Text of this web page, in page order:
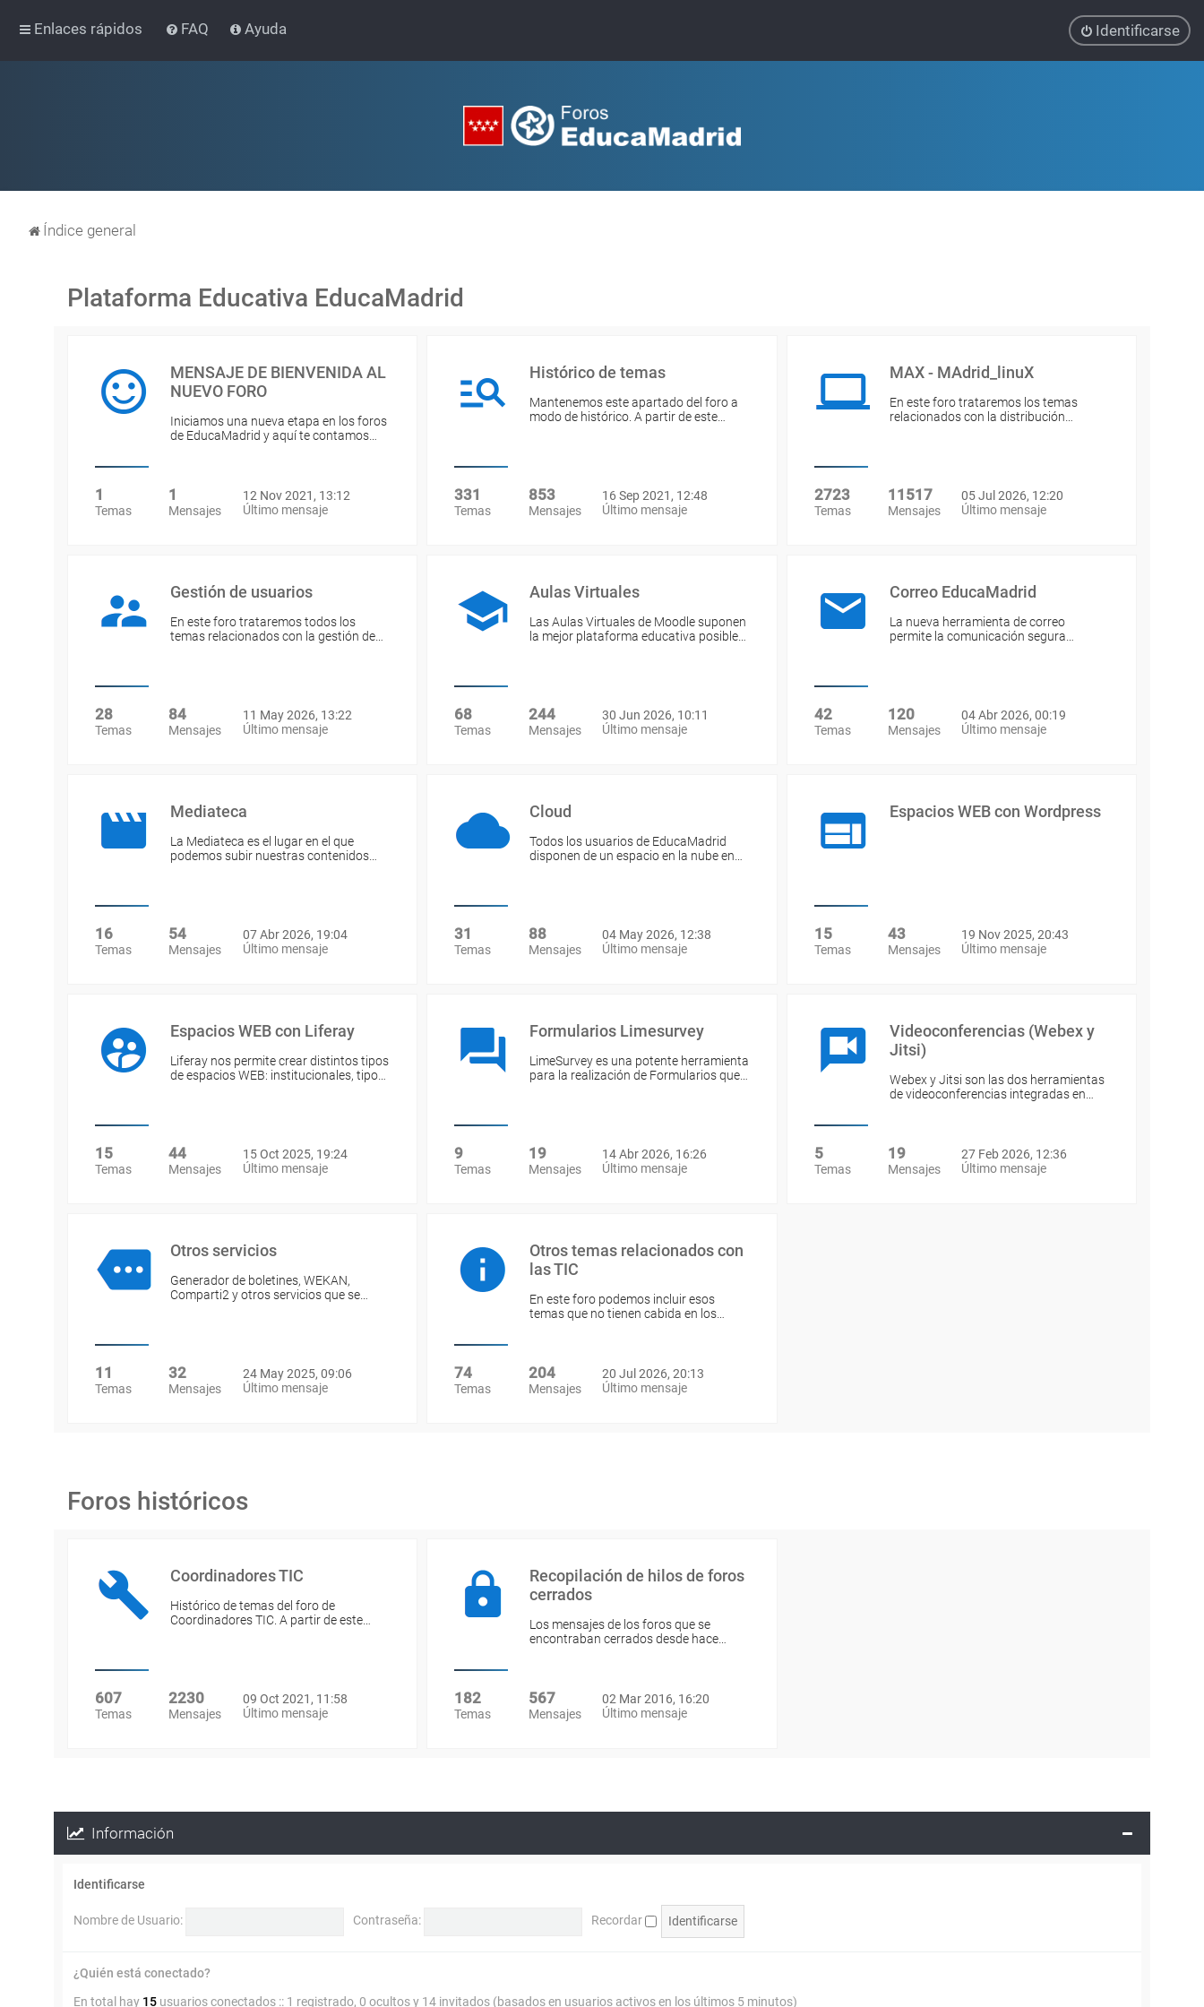
Enlaces rápidos FAQ Ayuda Identificarse
Índice general
Plataforma Educativa EducaMadrid
MENSAJE DE BIENVENIDA AL
NUEVO FORO
Iniciamos una nueva etapa en los foros
de EducaMadrid y aquí te contamos…
1
Temas
1
Mensajes
12 Nov 2021, 13:12
Último mensaje
Histórico de temas
Mantenemos este apartado del foro a
modo de histórico. A partir de este…
331
Temas
853
Mensajes
16 Sep 2021, 12:48
Último mensaje
MAX - MAdrid_linuX
En este foro trataremos los temas
relacionados con la distribución…
2723
Temas
11517
Mensajes
05 Jul 2026, 12:20
Último mensaje
Gestión de usuarios
En este foro trataremos todos los
temas relacionados con la gestión de…
28
Temas
84
Mensajes
11 May 2026, 13:22
Último mensaje
Aulas Virtuales
Las Aulas Virtuales de Moodle suponen
la mejor plataforma educativa posible…
68
Temas
244
Mensajes
30 Jun 2026, 10:11
Último mensaje
Correo EducaMadrid
La nueva herramienta de correo
permite la comunicación segura…
42
Temas
120
Mensajes
04 Abr 2026, 00:19
Último mensaje
Mediateca
La Mediateca es el lugar en el que
podemos subir nuestras contenidos…
16
Temas
54
Mensajes
07 Abr 2026, 19:04
Último mensaje
Cloud
Todos los usuarios de EducaMadrid
disponen de un espacio en la nube en…
31
Temas
88
Mensajes
04 May 2026, 12:38
Último mensaje
Espacios WEB con Wordpress
15
Temas
43
Mensajes
19 Nov 2025, 20:43
Último mensaje
Espacios WEB con Liferay
Liferay nos permite crear distintos tipos
de espacios WEB: institucionales, tipo…
15
Temas
44
Mensajes
15 Oct 2025, 19:24
Último mensaje
Formularios Limesurvey
LimeSurvey es una potente herramienta
para la realización de Formularios que…
9
Temas
19
Mensajes
14 Abr 2026, 16:26
Último mensaje
Videoconferencias (Webex y
Jitsi)
Webex y Jitsi son las dos herramientas
de videoconferencias integradas en…
5
Temas
19
Mensajes
27 Feb 2026, 12:36
Último mensaje
Otros servicios
Generador de boletines, WEKAN,
Comparti2 y otros servicios que se…
11
Temas
32
Mensajes
24 May 2025, 09:06
Último mensaje
Otros temas relacionados con
las TIC
En este foro podemos incluir esos
temas que no tienen cabida en los…
74
Temas
204
Mensajes
20 Jul 2026, 20:13
Último mensaje
Foros históricos
Coordinadores TIC
Histórico de temas del foro de
Coordinadores TIC. A partir de este…
607
Temas
2230
Mensajes
09 Oct 2021, 11:58
Último mensaje
Recopilación de hilos de foros
cerrados
Los mensajes de los foros que se
encontraban cerrados desde hace…
182
Temas
567
Mensajes
02 Mar 2016, 16:20
Último mensaje
Información
Identificarse
Nombre de Usuario: Contraseña: Recordar
¿Quién está conectado?
En total hay 15 usuarios conectados :: 1 registrado, 0 ocultos y 14 invitados (basados en usuarios activos en los últimos 5 minutos)